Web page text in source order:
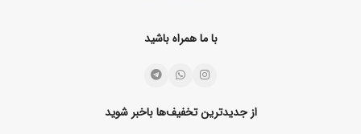
با ما همراه باشید
از جدیدترین تخفیف‌ها باخبر شوید